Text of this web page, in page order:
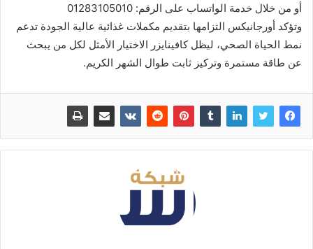
أو من خلال خدمة الواتساب على الرقم: 01283105010
وتؤكد أورجانيكس التزامها بتقديم مكملات غذائية عالية الجودة تدعم
نمط الحياة الصحي، ليظل كافينايزر الاختيار الأمثل لكل من يبحث
عن طاقة مستمرة وتركيز ثابت طوال الشهر الكريم.